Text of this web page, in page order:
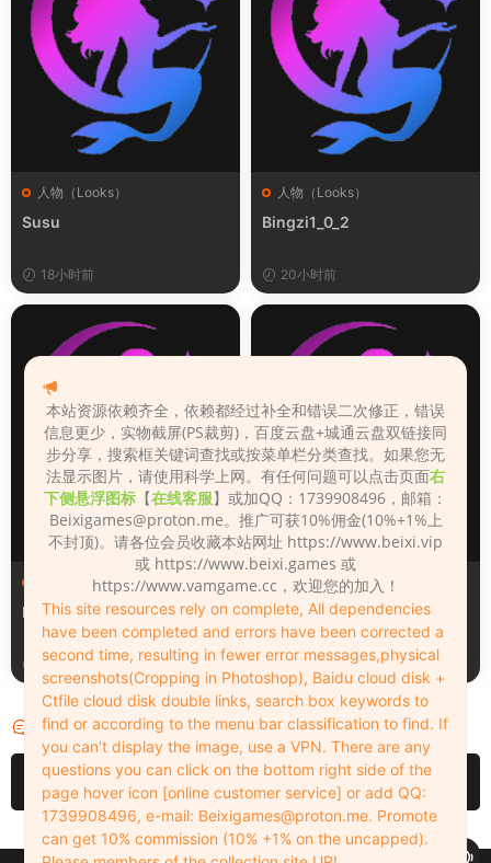
人物（Looks）
Susu
18小时前
人物（Looks）
Bingzi1_0_2
20小时前
人物（Looks）
Monica_2_2_2
20小时前
人物（Looks）
Lizhen2025
2天前
评论 0
请先登录
本站资源依赖齐全，依赖都经过补全和错误二次修正，错误
信息更少，实物截屏(PS裁剪)，百度云盘+城通云盘双链接同
步分享，搜索框关键词查找或按菜单栏分类查找。如果您无
法显示图片，请使用科学上网。有任何问题可以点击页面右
下侧悬浮图标 【在线客服】或加QQ：1739908496，邮箱：
Beixigames@proton.me。推广可获10%佣金(10%+1%上
不封顶)。请各位会员收藏本站网址 https://www.beixi.vip
或 https://www.beixi.games 或
https://www.vamgame.cc，欢迎您的加入！
This site resources rely on complete, All dependencies
have been completed and errors have been corrected a
second time, resulting in fewer error messages,physical
screenshots(Cropping in Photoshop), Baidu cloud disk +
Ctfile cloud disk double links, search box keywords to
find or according to the menu bar classification to find. If
you can't display the image, use a VPN. There are any
questions you can click on the bottom right side of the
page hover icon [online customer service] or add QQ:
1739908496, e-mail: Beixigames@proton.me. Promote
can get 10% commission (10% +1% on the uncapped).